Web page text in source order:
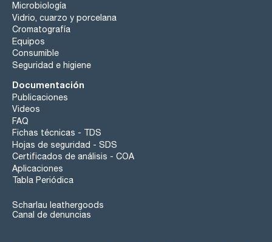
Microbiología
Vidrio, cuarzo y porcelana
Cromatografía
Equipos
Consumible
Seguridad e higiene
Documentación
Publicaciones
Videos
FAQ
Fichas técnicas - TDS
Hojas de seguridad - SDS
Certificados de análisis - COA
Aplicaciones
Tabla Periódica
Scharlau leathergoods
Canal de denuncias